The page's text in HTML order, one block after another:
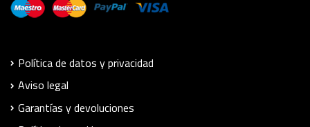
Política de datos y privacidad
Aviso legal
Garantías y devoluciones